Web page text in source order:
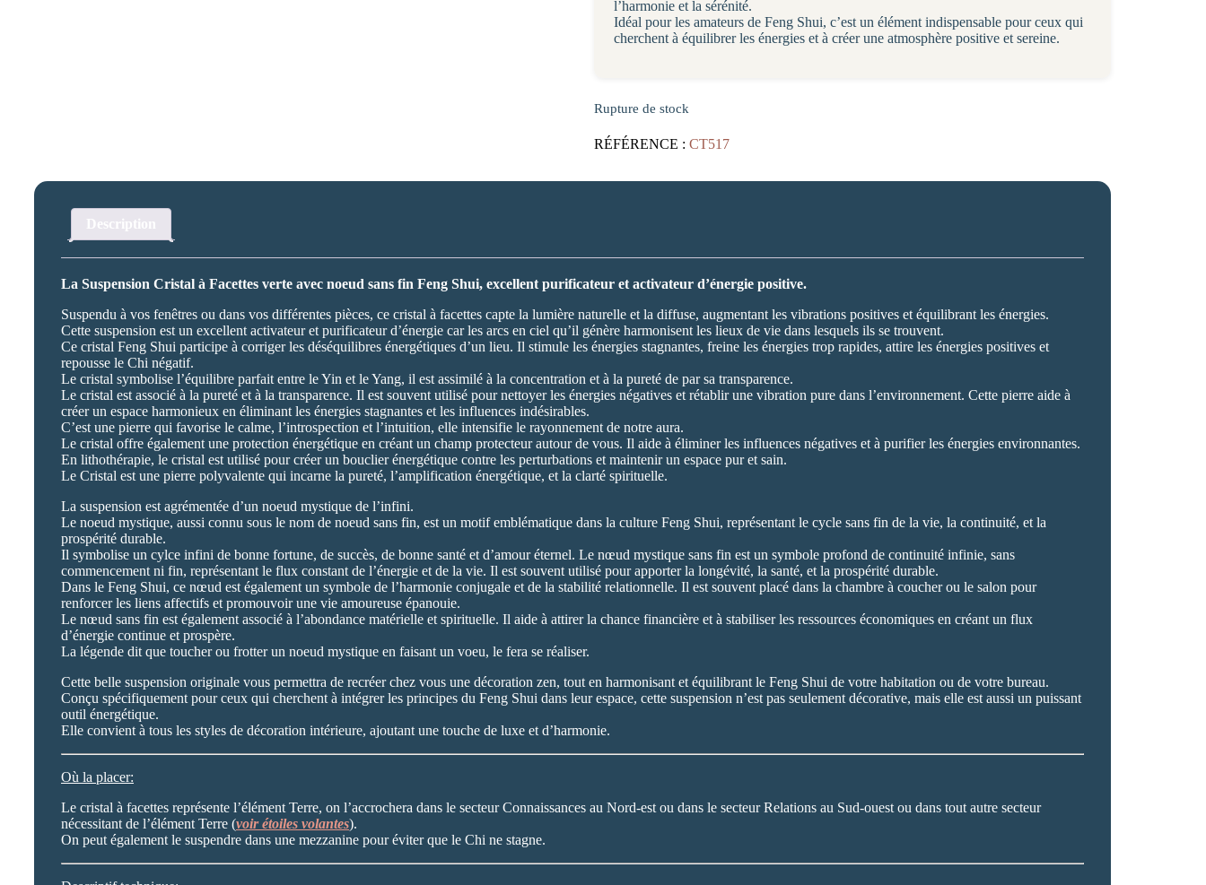
l’harmonie et la sérénité.
Idéal pour les amateurs de Feng Shui, c’est un élément indispensable pour ceux qui
cherchent à équilibrer les énergies et à créer une atmosphère positive et sereine.
Rupture de stock
RÉFÉRENCE : CT517
Description
La Suspension Cristal à Facettes verte avec noeud sans fin Feng Shui, excellent purificateur et activateur d’énergie positive.
Suspendu à vos fenêtres ou dans vos différentes pièces, ce cristal à facettes capte la lumière naturelle et la diffuse, augmentant les vibrations positives et équilibrant les énergies.
Cette suspension est un excellent activateur et purificateur d’énergie car les arcs en ciel qu’il génère harmonisent les lieux de vie dans lesquels ils se trouvent.
Ce cristal Feng Shui participe à corriger les déséquilibres énergétiques d’un lieu. Il stimule les énergies stagnantes, freine les énergies trop rapides, attire les énergies positives et
repousse le Chi négatif.
Le cristal symbolise l’équilibre parfait entre le Yin et le Yang, il est assimilé à la concentration et à la pureté de par sa transparence.
Le cristal est associé à la pureté et à la transparence. Il est souvent utilisé pour nettoyer les énergies négatives et rétablir une vibration pure dans l’environnement. Cette pierre aide à
créer un espace harmonieux en éliminant les énergies stagnantes et les influences indésirables.
C’est une pierre qui favorise le calme, l’introspection et l’intuition, elle intensifie le rayonnement de notre aura.
Le cristal offre également une protection énergétique en créant un champ protecteur autour de vous. Il aide à éliminer les influences négatives et à purifier les énergies environnantes.
En lithothérapie, le cristal est utilisé pour créer un bouclier énergétique contre les perturbations et maintenir un espace pur et sain.
Le Cristal est une pierre polyvalente qui incarne la pureté, l’amplification énergétique, et la clarté spirituelle.
La suspension est agrémentée d’un noeud mystique de l’infini.
Le noeud mystique, aussi connu sous le nom de noeud sans fin, est un motif emblématique dans la culture Feng Shui, représentant le cycle sans fin de la vie, la continuité, et la
prospérité durable.
Il symbolise un cylce infini de bonne fortune, de succès, de bonne santé et d’amour éternel. Le nœud mystique sans fin est un symbole profond de continuité infinie, sans
commencement ni fin, représentant le flux constant de l’énergie et de la vie. Il est souvent utilisé pour apporter la longévité, la santé, et la prospérité durable.
Dans le Feng Shui, ce nœud est également un symbole de l’harmonie conjugale et de la stabilité relationnelle. Il est souvent placé dans la chambre à coucher ou le salon pour
renforcer les liens affectifs et promouvoir une vie amoureuse épanouie.
Le nœud sans fin est également associé à l’abondance matérielle et spirituelle. Il aide à attirer la chance financière et à stabiliser les ressources économiques en créant un flux
d’énergie continue et prospère.
La légende dit que toucher ou frotter un noeud mystique en faisant un voeu, le fera se réaliser.
Cette belle suspension originale vous permettra de recréer chez vous une décoration zen, tout en harmonisant et équilibrant le Feng Shui de votre habitation ou de votre bureau.
Conçu spécifiquement pour ceux qui cherchent à intégrer les principes du Feng Shui dans leur espace, cette suspension n’est pas seulement décorative, mais elle est aussi un puissant
outil énergétique.
Elle convient à tous les styles de décoration intérieure, ajoutant une touche de luxe et d’harmonie.
Où la placer:
Le cristal à facettes représente l’élément Terre, on l’accrochera dans le secteur Connaissances au Nord-est ou dans le secteur Relations au Sud-ouest ou dans tout autre secteur
nécessitant de l’élément Terre (voir étoiles volantes).
On peut également le suspendre dans une mezzanine pour éviter que le Chi ne stagne.